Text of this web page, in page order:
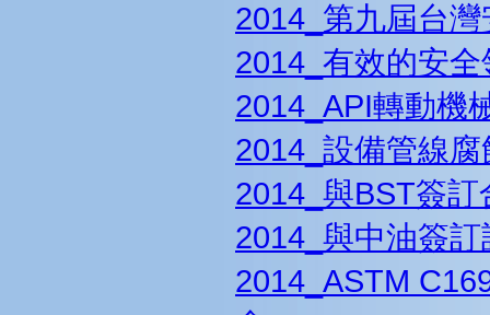
2014_第九屆台
2014_有效的安
2014_API轉動機
2014_設備管線
2014_與BST簽訂
2014_與中油簽
2014_ASTM